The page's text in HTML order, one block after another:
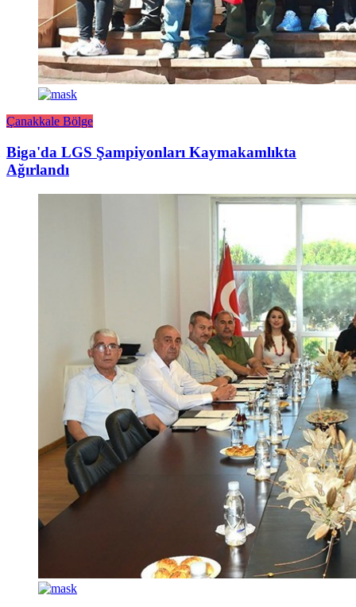
Çanakkale Bölge
Biga'da LGS Şampiyonları Kaymakamlıkta
Ağırlandı